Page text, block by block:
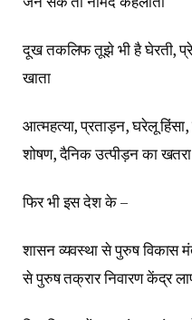
दूख तकलिफ तूझे भी है घेरती,
खाता
आत्महत्या, प्रताड़न, घरेलू
शोषण, दैनिक उत्पीड़न का खतरा
फिर भी इस देश के –
शासन व्यवस्था से पुरुष विकास
से पुरुष तक्रार निवारण केंद्र